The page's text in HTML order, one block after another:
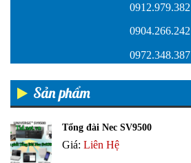
0912.979.382
0904.266.242
0972.348.387
Sản phẩm
Tổng đài Nec SV9500
Giá: Liên Hệ